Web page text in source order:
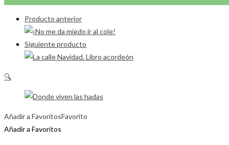
Producto anterior
Siguiente producto
🔍
Añadir a FavoritosFavorito
Añadir a Favoritos